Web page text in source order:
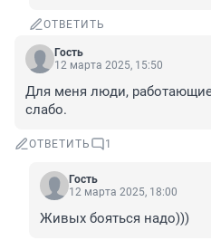
ОТВЕТИТЬ
Гость
12 марта 2025, 15:50
Для меня люди,
слабо.
ОТВЕТИТЬ 1
Гость
12 марта 2025, 18:00
Живых бояться надо)))